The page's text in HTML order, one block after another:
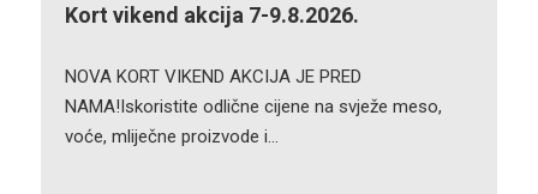
Kort vikend akcija 7-9.8.2026.
NOVA KORT VIKEND AKCIJA JE PRED
NAMA!Iskoristite odlične cijene na svježe meso,
voće, mliječne proizvode i…